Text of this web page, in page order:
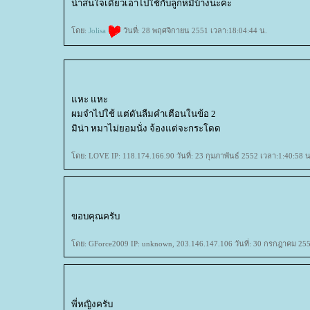
น่าสนใจเดี๋ยวเอาไปใช้กับลูกหมีบ้างนะคะ
ดย: Jolisa วันที่: 28 พฤศจิกายน 2551 เวลา:18:04:44 น.
หะ แหะ
ผมจำไปใช้ แต่ดันลืมคำเตือนในข้อ 2
มิน่า หมาไม่ยอมนั่ง จ้องแต่จะกระโดด
ดย: LOVE IP: 118.174.166.90 วันที่: 23 กุมภาพันธ์ 2552 เวลา:1:40:58 น.
ขอบคุณครับ
ดย: GForce2009 IP: unknown, 203.146.147.106 วันที่: 30 กรกฎาคม
พี่หญิงครับ